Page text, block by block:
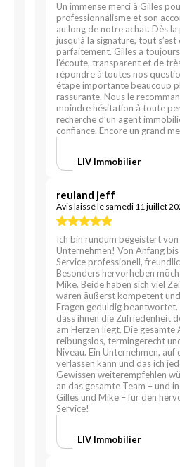
Un immense merci à Gilles
professionnalisme et son
au long de notre achat. Dès
jusqu’à la signature, tout
parfaitement. Gilles a
l’écoute, transparent et de
répondre à toutes nos
étape importante beaucoup
rassurante. Nous le
moindre hésitation à toute
recherche d’un agent
confiance. Encore un grand
LIV Immobilier
reuland jeff
Avis laissé le samedi 11 juillet
Ich bin rundum begeistert von
Unternehmen! Von Anfang
Service professionell,
Besonders hervorheben
Mike. Beide haben sich viel
waren äußerst kompetent
Fragen geduldig
dass ihnen die Zufriedenheit
am Herzen liegt. Die gesamte
reibungslos, termingerecht
Niveau. Ein Unternehmen, auf
verlassen kann und das ich
Gewissen weiterempfehlen
an das gesamte Team – und
Gilles und Mike – für den
Service!
LIV Immobilier